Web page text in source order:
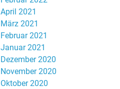
April 2021
März 2021
Februar 2021
Januar 2021
Dezember 2020
November 2020
Oktober 2020